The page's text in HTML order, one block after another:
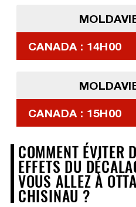
CANADA : 14H00
CANADA : 15H00
COMMENT ÉVITER
EFFETS DU
VOUS ALLEZ À
CHISINAU ?